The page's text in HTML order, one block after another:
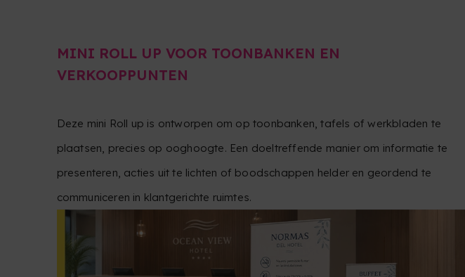
MINI ROLL UP VOOR TOONBANKEN EN
VERKOOPPUNTEN
Deze mini Roll up is ontworpen om op toonbanken, tafels of werkbladen te
plaatsen, precies op ooghoogte. Een doeltreffende manier om informatie te
presenteren, acties uit te lichten of boodschappen helder en geordend te
communiceren in klantgerichte ruimtes.